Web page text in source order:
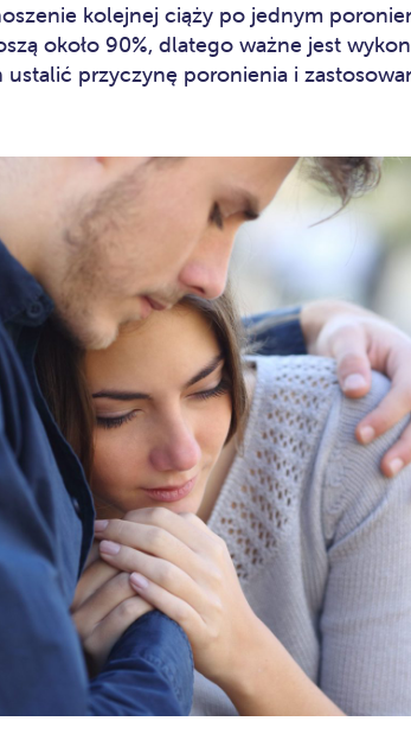
kolejnej ciąży po jednym
około 90%, dlatego ważne jest
ustalić przyczynę poronienia i